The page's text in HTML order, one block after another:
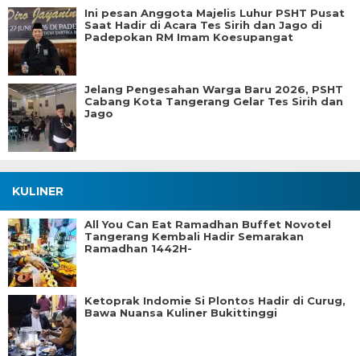
Ini pesan Anggota Majelis Luhur PSHT Pusat
Saat Hadir di Acara Tes Sirih dan Jago di
Padepokan RM Imam Koesupangat
Jelang Pengesahan Warga Baru 2026, PSHT
Cabang Kota Tangerang Gelar Tes Sirih dan
Jago
KULINER
All You Can Eat Ramadhan Buffet Novotel
Tangerang Kembali Hadir Semarakan
Ramadhan 1442H-
Ketoprak Indomie Si Plontos Hadir di Curug,
Bawa Nuansa Kuliner Bukittinggi